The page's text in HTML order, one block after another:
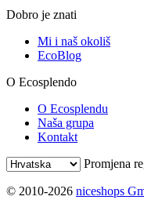
Dobro je znati
Mi i naš okoliš
EcoBlog
O Ecosplendo
O Ecosplendu
Naša grupa
Kontakt
Promjena
© 2010-2026 niceshops